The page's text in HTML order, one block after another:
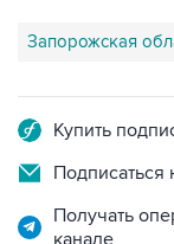
Запорожская
Купить
Подписаться
Получать
канале